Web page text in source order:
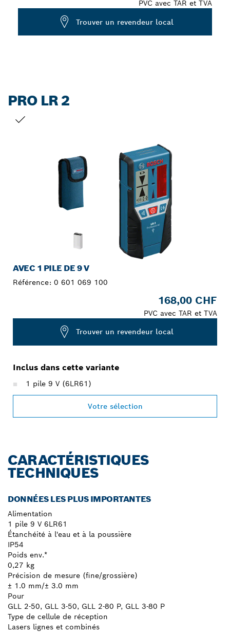
PVC avec TAR et TVA
Trouver un revendeur local
PRO LR 2
AVEC 1 PILE DE 9 V
Référence: 0 601 069 100
168,00 CHF
PVC avec TAR et TVA
Trouver un revendeur local
Inclus dans cette variante
1 pile 9 V (6LR61)
Votre sélection
CARACTÉRISTIQUES
TECHNIQUES
DONNÉES LES PLUS IMPORTANTES
Alimentation
1 pile 9 V 6LR61
Étanchéité à l'eau et à la poussière
IP54
Poids env.*
0,27 kg
Précision de mesure (fine/grossière)
± 1.0 mm/± 3.0 mm
Pour
GLL 2-50, GLL 3-50, GLL 2-80 P, GLL 3-80 P
Type de cellule de réception
Lasers lignes et combinés